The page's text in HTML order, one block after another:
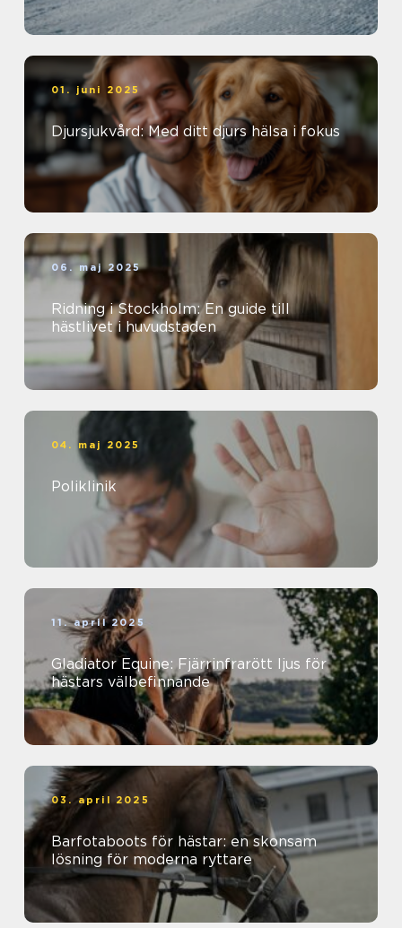
01. juni 2025
Djursjukvård: Med ditt djurs hälsa i fokus
06. maj 2025
Ridning i Stockholm: En guide till
hästlivet i huvudstaden
04. maj 2025
Poliklinik
11. april 2025
Gladiator Equine: Fjärrinfrarött ljus för
hästars välbefinnande
03. april 2025
Barfotaboots för hästar: en skonsam
lösning för moderna ryttare